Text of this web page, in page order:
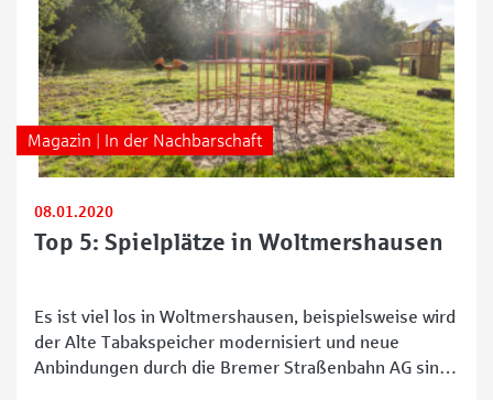
Magazin | In der Nachbarschaft
08.01.2020
Top 5: Spielplätze in Woltmershausen
Es ist viel los in Woltmershausen, beispielsweise wird
der Alte Tabakspeicher modernisiert und neue
Anbindungen durch die Bremer Straßenbahn AG sind